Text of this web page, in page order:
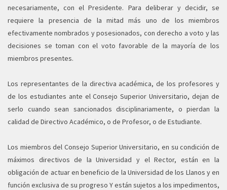
necesariamente, con el Presidente. Para deliberar y decidir, se
requiere la presencia de la mitad más uno de los miembros
efectivamente nombrados y posesionados, con derecho a voto y las
decisiones se toman con el voto favorable de la mayoría de los
miembros presentes.
Los representantes de la directiva académica, de los profesores y
de los estudiantes ante el Consejo Superior Universitario, dejan de
serlo cuando sean sancionados disciplinariamente, o pierdan la
calidad de Directivo Académico, o de Profesor, o de Estudiante.
Los miembros del Consejo Superior Universitario, en su condición de
máximos directivos de la Universidad y el Rector, están en la
obligación de actuar en beneficio de la Universidad de los Llanos y en
función exclusiva de su progreso Y están sujetos a los impedimentos,